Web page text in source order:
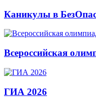
Каникулы в
Всероссийская
ГИА 2026